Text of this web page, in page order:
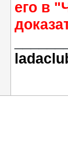
его в